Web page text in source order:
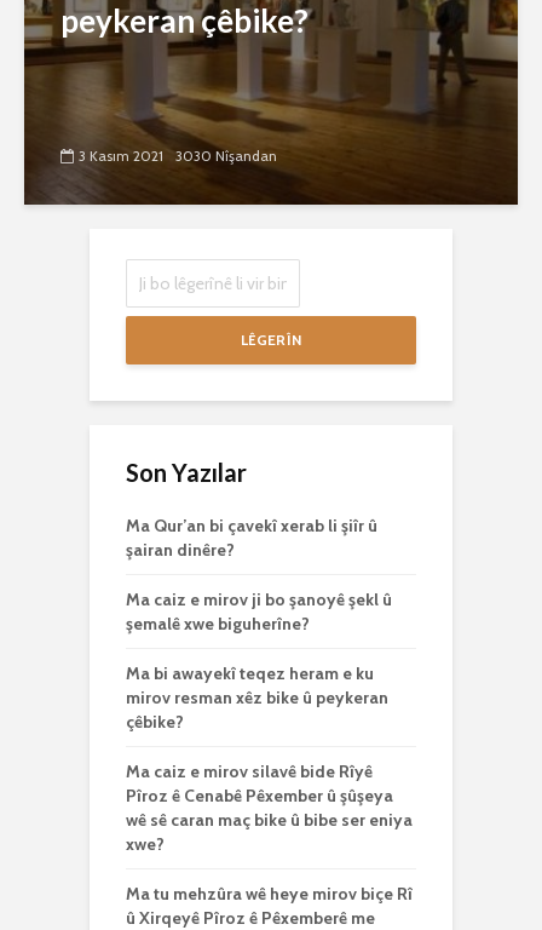
peykeran çêbike?
3 Kasım 2021 3030 Nîşandan
LÊGERÎN
Son Yazılar
Ma Qur’an bi çavekî xerab li şiîr û
şairan dinêre?
Ma caiz e mirov ji bo şanoyê şekl û
şemalê xwe biguherîne?
Ma bi awayekî teqez heram e ku
mirov resman xêz bike û peykeran
çêbike?
Ma caiz e mirov silavê bide Rîyê
Pîroz ê Cenabê Pêxember û şûşeya
wê sê caran maç bike û bibe ser eniya
xwe?
Ma tu mehzûra wê heye mirov biçe Rî
û Xirqeyê Pîroz ê Pêxemberê me